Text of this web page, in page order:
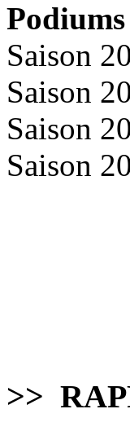
Podiums
Saison
Saison
Saison
Saison
>>